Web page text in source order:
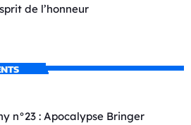
de l’honneur
n°23 : Apocalypse Bringer